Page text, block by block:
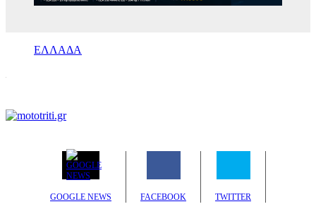
ΕΛΛΑΔΑ
GOOGLE NEWS FACEBOOK TWITTER